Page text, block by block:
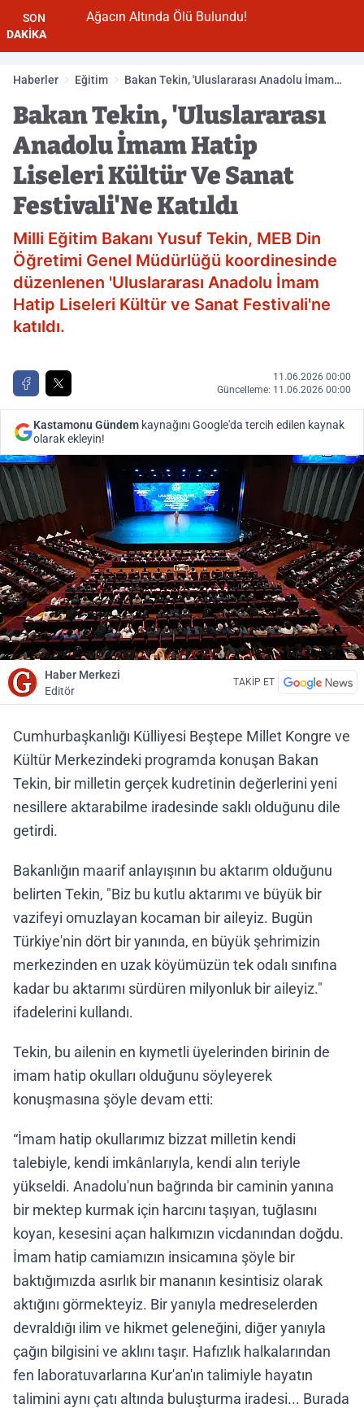
SON
DAKİKA
Ağacın Altında Ölü Bulundu!
Haberler Eğitim
Bakan Tekin, 'Uluslararası Anadolu İmam
Katıldı
Bakan Tekin, 'Uluslararası
Anadolu İmam Hatip
Liseleri Kültür Ve Sanat
Festivali'Ne Katıldı
Milli Eğitim Bakanı Yusuf Tekin, MEB Din
Öğretimi Genel Müdürlüğü koordinesinde
düzenlenen 'Uluslararası Anadolu İmam
Hatip Liseleri Kültür ve Sanat Festivali'ne
katıldı.
11.06.2026 00:00
Güncelleme: 11.06.2026 00:00
Kastamonu Gündem kaynağını Google'da tercih edilen kaynak
olarak ekleyin!
Haber Merkezi
Editör
TAKİP ET
Cumhurbaşkanlığı Külliyesi Beştepe Millet Kongre ve
Kültür Merkezindeki programda konuşan Bakan
Tekin, bir milletin gerçek kudretinin değerlerini yeni
nesillere aktarabilme iradesinde saklı olduğunu dile
getirdi.
Bakanlığın maarif anlayışının bu aktarım olduğunu
belirten Tekin, "Biz bu kutlu aktarımı ve büyük bir
vazifeyi omuzlayan kocaman bir aileyiz. Bugün
Türkiye'nin dört bir yanında, en büyük şehrimizin
merkezinden en uzak köyümüzün tek odalı sınıfına
kadar bu aktarımı sürdüren milyonluk bir aileyiz."
ifadelerini kullandı.
Tekin, bu ailenin en kıymetli üyelerinden birinin de
imam hatip okulları olduğunu söyleyerek
konuşmasına şöyle devam etti:
“İmam hatip okullarımız bizzat milletin kendi
talebiyle, kendi imkânlarıyla, kendi alın teriyle
yükseldi. Anadolu'nun bağrında bir caminin yanına
bir mektep kurmak için harcını taşıyan, tuğlasını
koyan, kesesini açan halkımızın vicdanından doğdu.
İmam hatip camiamızın insicamına şöyle bir
baktığımızda asırlık bir mananın kesintisiz olarak
aktığını görmekteyiz. Bir yanıyla medreselerden
devraldığı ilim ve hikmet geleneğini, diğer yanıyla
çağın bilgisini ve aklını taşır. Hafızlık halkalarından
fen laboratuvarlarına Kur'an'ın talimiyle hayatın
talimini aynı çatı altında buluşturma iradesi... Burada